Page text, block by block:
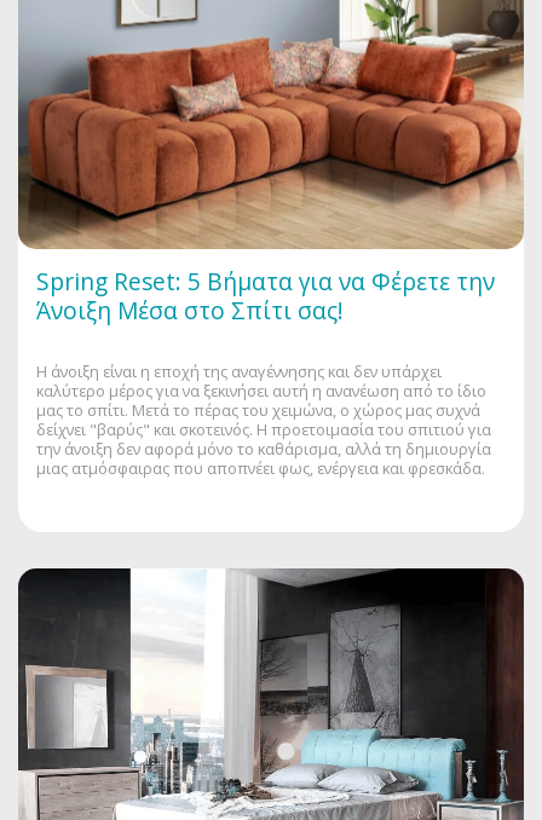
Spring Reset: 5 Βήματα για να Φέρετε την
Άνοιξη Μέσα στο Σπίτι σας!
Η άνοιξη είναι η εποχή της αναγέννησης και δεν υπάρχει
καλύτερο μέρος για να ξεκινήσει αυτή η ανανέωση από το ίδιο
μας το σπίτι. Μετά το πέρας του χειμώνα, ο χώρος μας συχνά
δείχνει "βαρύς" και σκοτεινός. Η προετοιμασία του σπιτιού για
την άνοιξη δεν αφορά μόνο το καθάρισμα, αλλά τη δημιουργία
μιας ατμόσφαιρας που αποπνέει φως, ενέργεια και φρεσκάδα.